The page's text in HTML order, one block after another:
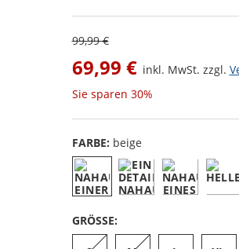
99,99 €
69,99 € inkl. MwSt. zzgl.
Sie sparen 30%
FARBE: beige
GRÖSSE: